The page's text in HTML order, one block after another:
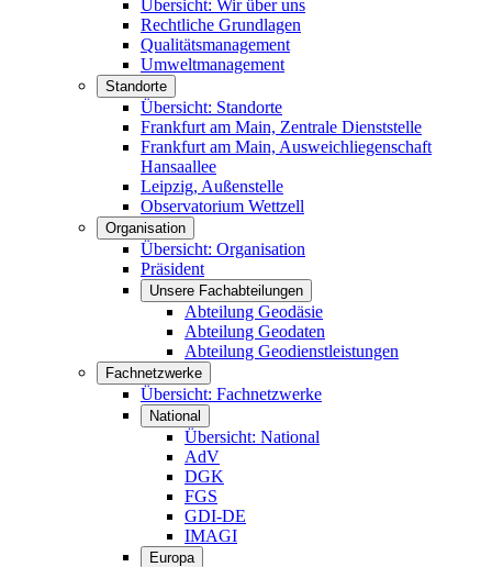
Übersicht: Wir über uns
Rechtliche Grundlagen
Qualitätsmanagement
Umweltmanagement
Standorte
Übersicht: Standorte
Frankfurt am Main, Zentrale Dienststelle
Frankfurt am Main, Ausweichliegenschaft
Hansaallee
Leipzig, Außenstelle
Observatorium Wettzell
Organisation
Übersicht: Organisation
Präsident
Unsere Fachabteilungen
Abteilung Geodäsie
Abteilung Geodaten
Abteilung Geodienstleistungen
Fachnetzwerke
Übersicht: Fachnetzwerke
National
Übersicht: National
AdV
DGK
FGS
GDI-DE
IMAGI
Europa